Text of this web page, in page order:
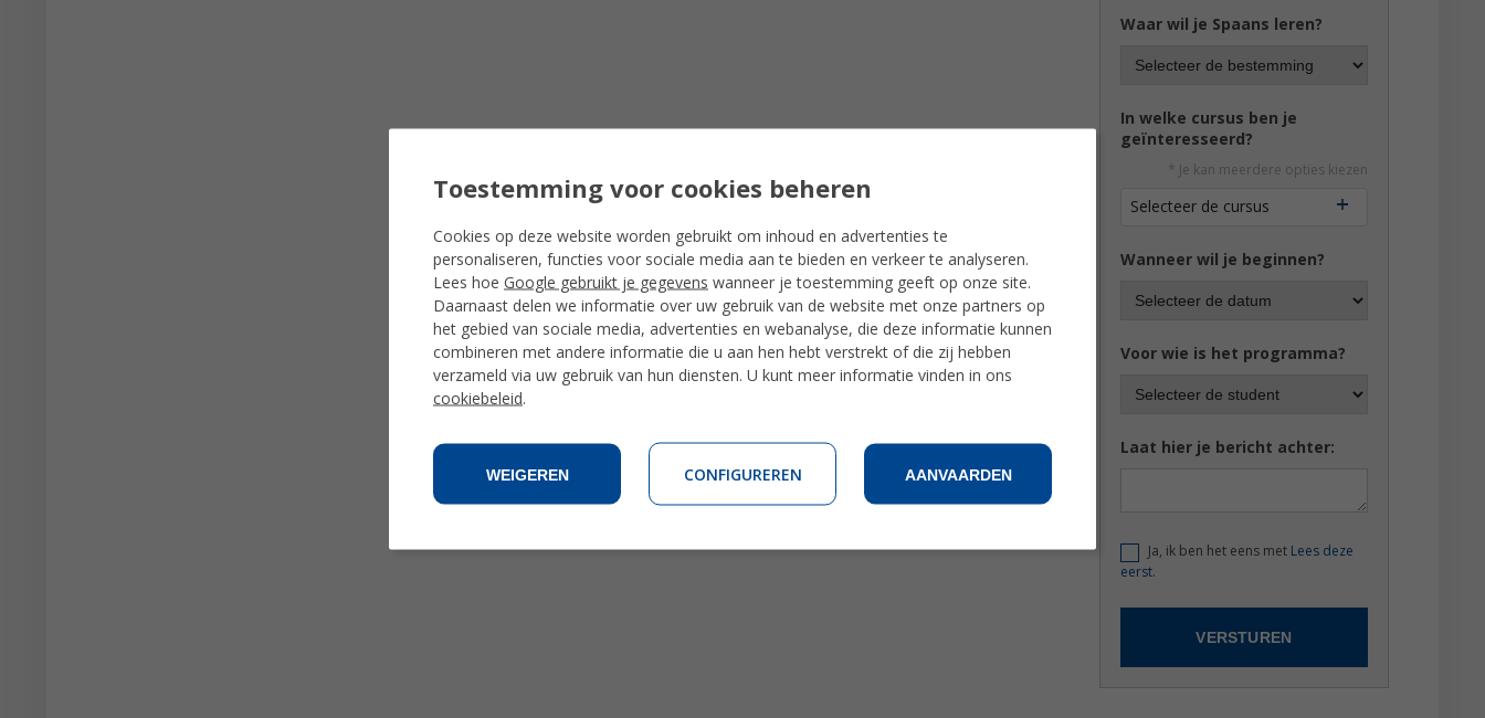
Waar wil je Spaans leren?
In welke cursus ben je
geïnteresseerd?
* Je kan meerdere opties kiezen
Selecteer de cursus
Wanneer wil je beginnen?
Voor wie is het programma?
Laat hier je bericht achter:
Ja, ik ben het eens met Lees deze
eerst.
Toestemming voor cookies beheren
Cookies op deze website worden gebruikt om inhoud en advertenties te
personaliseren, functies voor sociale media aan te bieden en verkeer te analyseren.
Lees hoe Google gebruikt je gegevens wanneer je toestemming geeft op onze site.
Daarnaast delen we informatie over uw gebruik van de website met onze partners op
het gebied van sociale media, advertenties en webanalyse, die deze informatie kunnen
combineren met andere informatie die u aan hen hebt verstrekt of die zij hebben
verzameld via uw gebruik van hun diensten. U kunt meer informatie vinden in ons
cookiebeleid.
WEIGEREN CONFIGUREREN AANVAARDEN